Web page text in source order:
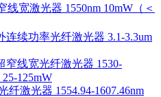
线宽激光器 1550nm 10mW（＜
连续功率光纤激光器 3.1-3.3um
窄线宽光纤激光器 1530-
25-125mW
纤激光器 1554.94-1607.46nm